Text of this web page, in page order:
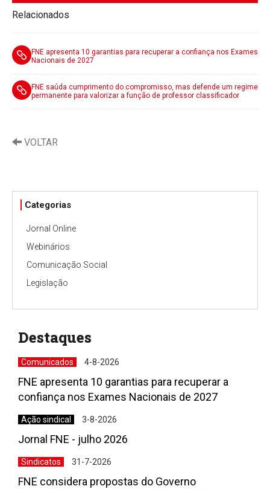
Relacionados
FNE apresenta 10 garantias para recuperar a confiança nos Exames
Nacionais de 2027
FNE saúda cumprimento do compromisso, mas defende um regime
permanente para valorizar a função de professor classificador
VOLTAR
Categorias
Jornal Online
Webinários
Comunicação Social
Legislação
Destaques
Comunicados 4-8-2026
FNE apresenta 10 garantias para recuperar a
confiança nos Exames Nacionais de 2027
Ação sindical 3-8-2026
Jornal FNE - julho 2026
Sindicatos 31-7-2026
FNE considera propostas do Governo